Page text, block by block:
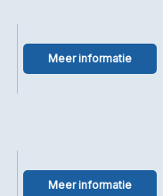
Meer informatie
Meer informatie